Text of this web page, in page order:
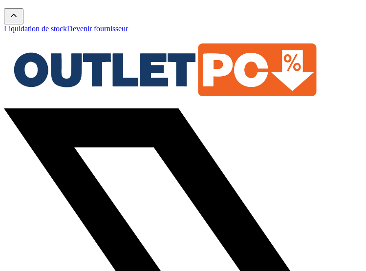
Liquidation de stockDevenir fournisseur